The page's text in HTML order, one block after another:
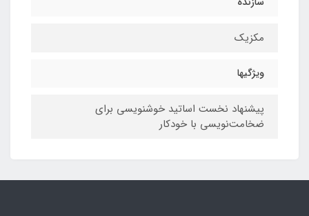
مکزیک
ویژگیها
پیشنهاد نخست اساتید خوشنویسی برای
ضخامت‌نویسی با خودکار